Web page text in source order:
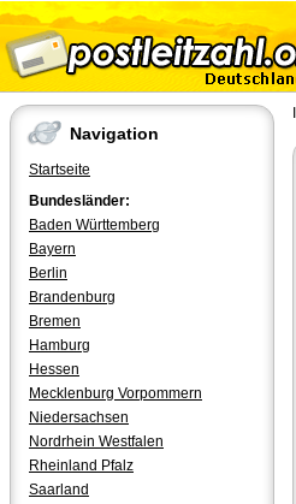
Navigation
Startseite
Bundesländer:
Baden Württemberg
Bayern
Berlin
Brandenburg
Bremen
Hamburg
Hessen
Mecklenburg Vorpommern
Niedersachsen
Nordrhein Westfalen
Rheinland Pfalz
Saarland